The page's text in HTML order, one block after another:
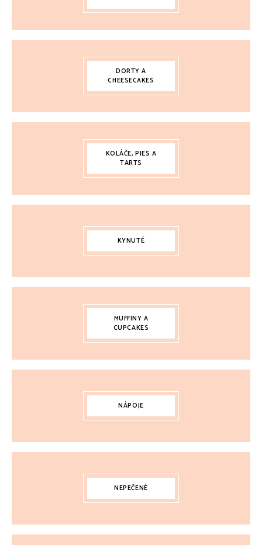
DORTY A
CHEESECAKES
KOLÁČE, PIES A
TARTS
KYNUTÉ
MUFFINY A
CUPCAKES
NÁPOJE
NEPEČENÉ